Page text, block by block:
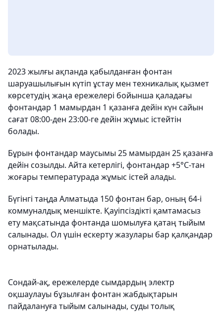
2023 жылғы ақпанда қабылданған фонтан
шаруашылығын күтіп ұстау мен техникалық қызмет
көрсетудің жаңа ережелері бойынша қаладағы
фонтандар 1 мамырдан 1 қазанға дейін күн сайын
сағат 08:00-ден 23:00-ге дейін жұмыс істейтін
болады.
Бұрын фонтандар маусымы 25 мамырдан 25 қазанға
дейін созылды. Айта кетерлігі, фонтандар +5°C-тан
жоғары температурада жұмыс істей алады.
Бүгінгі таңда Алматыда 150 фонтан бар, оның 64-і
коммуналдық меншікте. Қауіпсіздікті қамтамасыз
ету мақсатында фонтанда шомылуға қатаң тыйым
салынады. Ол үшін ескерту жазулары бар қалқандар
орнатылады.
Сондай-ақ, ережелерде сымдардың электр
оқшаулауы бұзылған фонтан жабдықтарын
пайдалануға тыйым салынады, суды толық